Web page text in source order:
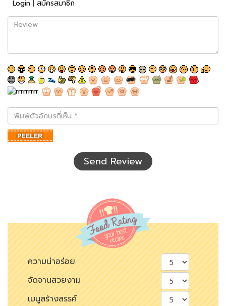
Login
สมัครสมาชิก
Review
พิมพ์
ตัว
อักษร
ที่
Send Review
ความน่าอร่อย
จัดจานสวยงาม
เมนูสร้างสรรค์